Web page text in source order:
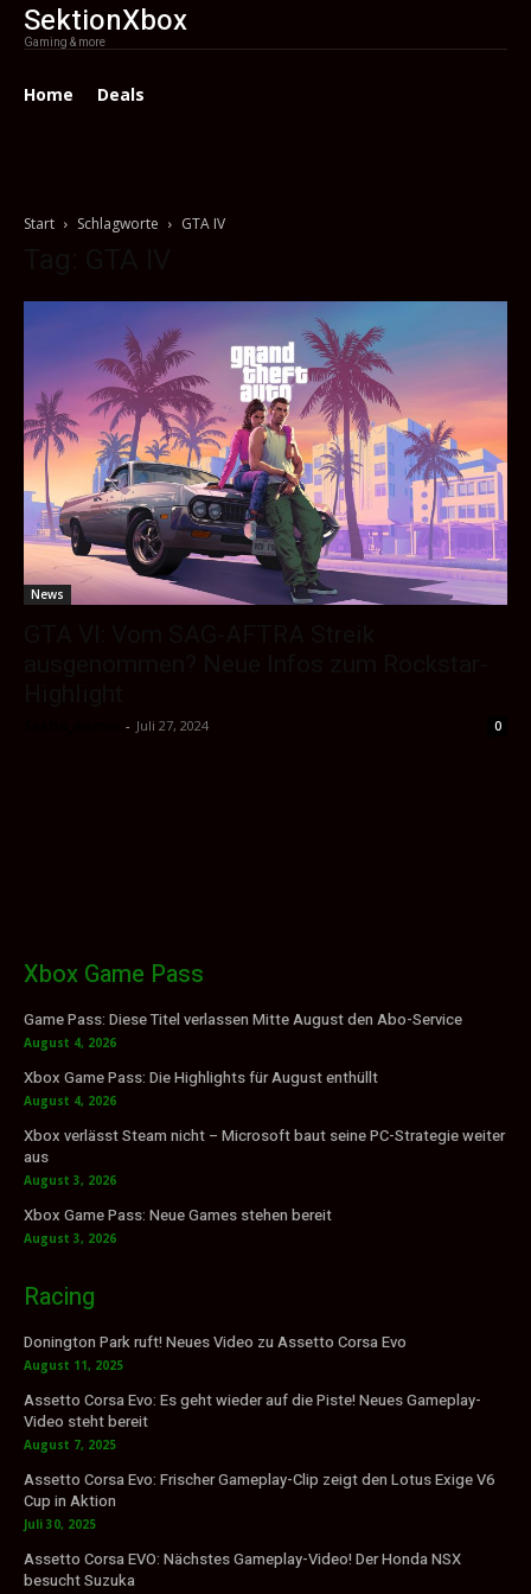
SektionXbox
Gaming & more
Home Deals
Start Schlagworte GTA IV
News
- Juli 27, 2024 0
Xbox Game Pass
Game Pass: Diese Titel verlassen Mitte August den Abo-Service
August 4, 2026
Xbox Game Pass: Die Highlights für August enthüllt
August 4, 2026
Xbox verlässt Steam nicht – Microsoft baut seine PC-Strategie weiter
aus
August 3, 2026
Xbox Game Pass: Neue Games stehen bereit
August 3, 2026
Racing
Donington Park ruft! Neues Video zu Assetto Corsa Evo
August 11, 2025
Assetto Corsa Evo: Es geht wieder auf die Piste! Neues Gameplay-
Video steht bereit
August 7, 2025
Assetto Corsa Evo: Frischer Gameplay-Clip zeigt den Lotus Exige V6
Cup in Aktion
Juli 30, 2025
Assetto Corsa EVO: Nächstes Gameplay-Video! Der Honda NSX
besucht Suzuka